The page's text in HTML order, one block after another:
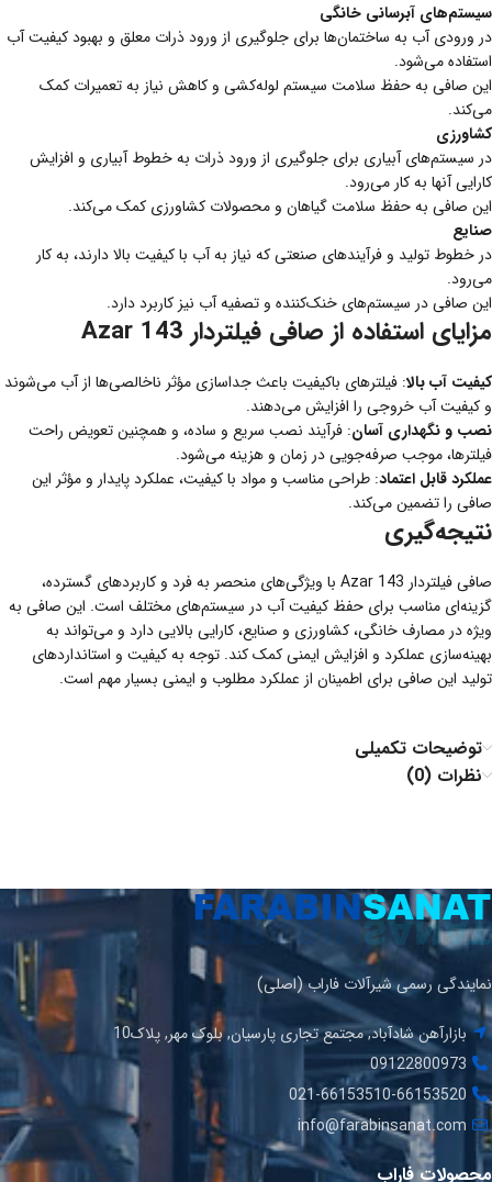
سیستم‌های آبرسانی خانگی
در ورودی آب به ساختمان‌ها برای جلوگیری از ورود ذرات معلق و بهبود کیفیت آب
استفاده می‌شود.
این صافی به حفظ سلامت سیستم لوله‌کشی و کاهش نیاز به تعمیرات کمک
می‌کند.
کشاورزی
در سیستم‌های آبیاری برای جلوگیری از ورود ذرات به خطوط آبیاری و افزایش
کارایی آنها به کار می‌رود.
این صافی به حفظ سلامت گیاهان و محصولات کشاورزی کمک می‌کند.
صنایع
در خطوط تولید و فرآیندهای صنعتی که نیاز به آب با کیفیت بالا دارند، به کار
می‌رود.
این صافی در سیستم‌های خنک‌کننده و تصفیه آب نیز کاربرد دارد.
مزایای استفاده از صافی فیلتردار Azar 143
کیفیت آب بالا: فیلترهای باکیفیت باعث جداسازی مؤثر ناخالصی‌ها از آب می‌شوند
و کیفیت آب خروجی را افزایش می‌دهند.
نصب و نگهداری آسان: فرآیند نصب سریع و ساده، و همچنین تعویض راحت
فیلترها، موجب صرفه‌جویی در زمان و هزینه می‌شود.
عملکرد قابل اعتماد: طراحی مناسب و مواد با کیفیت، عملکرد پایدار و مؤثر این
صافی را تضمین می‌کند.
نتیجه‌گیری
صافی فیلتردار Azar 143 با ویژگی‌های منحصر به فرد و کاربردهای گسترده،
گزینه‌ای مناسب برای حفظ کیفیت آب در سیستم‌های مختلف است. این صافی به
ویژه در مصارف خانگی، کشاورزی و صنایع، کارایی بالایی دارد و می‌تواند به
بهینه‌سازی عملکرد و افزایش ایمنی کمک کند. توجه به کیفیت و استانداردهای
تولید این صافی برای اطمینان از عملکرد مطلوب و ایمنی بسیار مهم است.
توضیحات تکمیلی
نظرات (0)
نمایندگی رسمی شیرآلات فاراب (اصلی)
بازارآهن شادآباد, مجتمع تجاری پارسیان, بلوک مهر, پلاک10
محصولات فاراب